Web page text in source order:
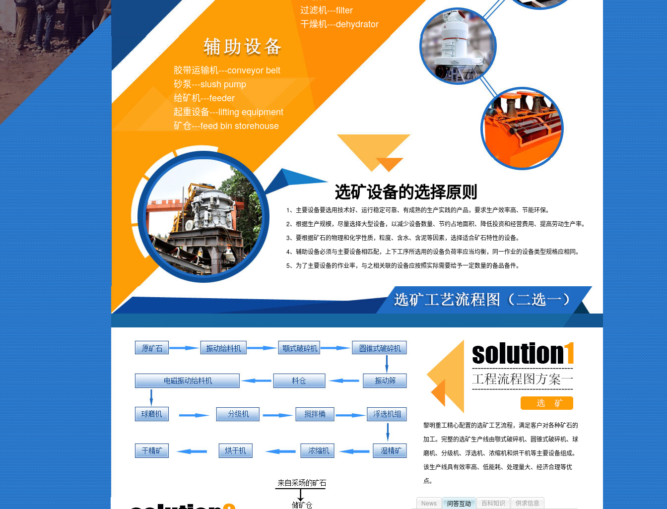
过滤机---filter
干燥机---dehydrator
胶带运输机---conveyor belt
砂泵---slush pump
给矿机---feeder
起重设备---lifting equipment
矿仓---feed bin storehouse
选矿设备的选择原则
1、主要设备要选用技术好、运行稳定可靠、有成熟的生产实践的产品，要求生产效率高、节能环保。
2、根据生产规模，尽量选择大型设备，以减少设备数量、节约占地面积、降低投资和经营费用、提高劳动生产率。
3、要根据矿石的物理和化学性质，粒度、含水、含泥等因素，选择适合矿石特性的设备。
4、辅助设备必须与主要设备相匹配，上下工序所选用的设备负荷率应当均衡，同一作业的设备类型规格应相同。
5、为了主要设备的作业率，与之相关联的设备应按照实际需要给予一定数量的备品备件。
黎明重工精心配置的选矿工艺流程，满足客户对各种矿石的
加工。完整的选矿生产线由颚式破碎机、圆锥式破碎机、球
磨机、分级机、浮选机、浓缩机和烘干机等主要设备组成。
该生产线具有效率高、低能耗、处理量大、经济合理等优
点。
News 问答互动 百科知识 供求信息